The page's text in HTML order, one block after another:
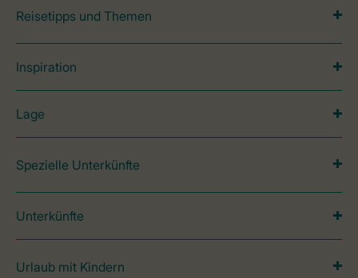
Reisetipps und Themen
Inspiration
Lage
Spezielle Unterkünfte
Unterkünfte
Urlaub mit Kindern